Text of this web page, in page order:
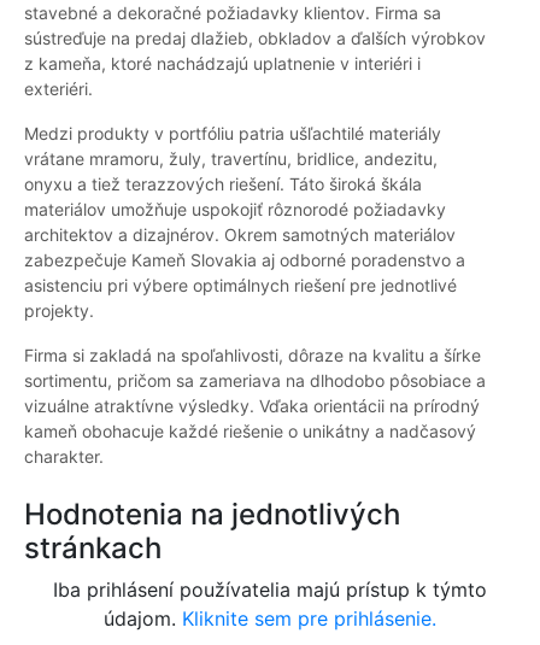
stavebné a dekoračné požiadavky klientov. Firma sa
sústreďuje na predaj dlažieb, obkladov a ďalších výrobkov
z kameňa, ktoré nachádzajú uplatnenie v interiéri i
exteriéri.
Medzi produkty v portfóliu patria ušľachtilé materiály
vrátane mramoru, žuly, travertínu, bridlice, andezitu,
onyxu a tiež terazzových riešení. Táto široká škála
materiálov umožňuje uspokojiť rôznorodé požiadavky
architektov a dizajnérov. Okrem samotných materiálov
zabezpečuje Kameň Slovakia aj odborné poradenstvo a
asistenciu pri výbere optimálnych riešení pre jednotlivé
projekty.
Firma si zakladá na spoľahlivosti, dôraze na kvalitu a šírke
sortimentu, pričom sa zameriava na dlhodobo pôsobiace a
vizuálne atraktívne výsledky. Vďaka orientácii na prírodný
kameň obohacuje každé riešenie o unikátny a nadčasový
charakter.
Hodnotenia na jednotlivých
stránkach
Iba prihlásení používatelia majú prístup k týmto
údajom. Kliknite sem pre prihlásenie.